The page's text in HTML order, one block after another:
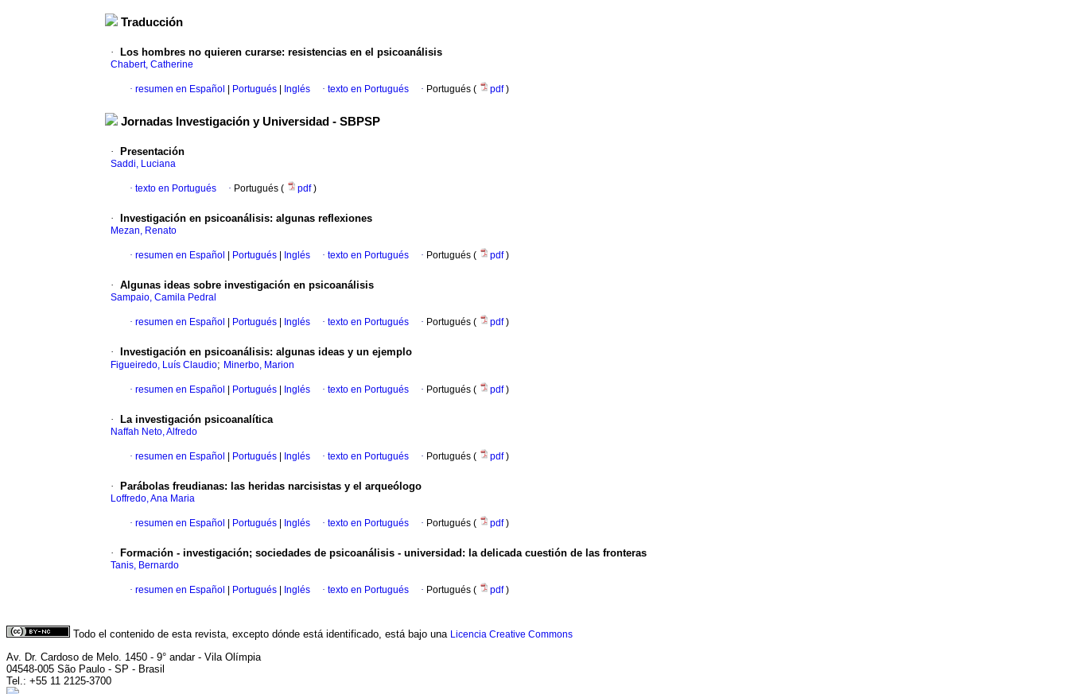
Traducción
· Los hombres no quieren curarse: resistencias en el psicoanálisis
Chabert, Catherine
· resumen en Español Portugués Inglés · texto en Portugués · Portugués ( pdf)
Jornadas Investigación y Universidad - SBPSP
· Presentación
Saddi, Luciana
· texto en Portugués · Portugués ( pdf)
· Investigación en psicoanálisis: algunas reflexiones
Mezan, Renato
· resumen en Español Portugués Inglés · texto en Portugués · Portugués ( pdf)
· Algunas ideas sobre investigación en psicoanálisis
Sampaio, Camila Pedral
· resumen en Español Portugués Inglés · texto en Portugués · Portugués ( pdf)
· Investigación en psicoanálisis: algunas ideas y un ejemplo
Figueiredo, Luís Claudio; Minerbo, Marion
· resumen en Español Portugués Inglés · texto en Portugués · Portugués ( pdf)
· La investigación psicoanalítica
Naffah Neto, Alfredo
· resumen en Español Portugués Inglés · texto en Portugués · Portugués ( pdf)
· Parábolas freudianas: las heridas narcisistas y el arqueólogo
Loffredo, Ana Maria
· resumen en Español Portugués Inglés · texto en Portugués · Portugués ( pdf)
· Formación - investigación; sociedades de psicoanálisis - universidad : la delicada cuestión de las fronteras
Tanis, Bernardo
· resumen en Español Portugués Inglés · texto en Portugués · Portugués ( pdf)
Todo el contenido de esta revista, excepto dónde está identificado, está bajo una Licencia Creative Commons
Av. Dr. Cardoso de Melo. 1450 - 9° andar - Vila Olímpia
04548-005 São Paulo - SP - Brasil
Tel.: +55 11 2125-3700